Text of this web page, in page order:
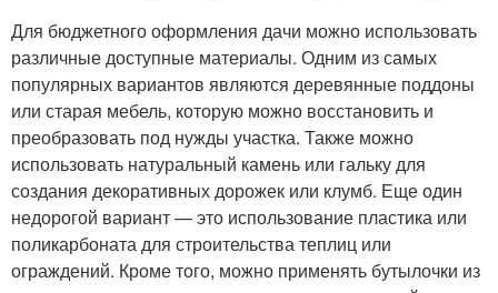
Для бюджетного оформления дачи можно использовать
различные доступные материалы. Одним из самых
популярных вариантов являются деревянные поддоны
или старая мебель, которую можно восстановить и
преобразовать под нужды участка. Также можно
использовать натуральный камень или гальку для
создания декоративных дорожек или клумб. Еще один
недорогой вариант — это использование пластика или
поликарбоната для строительства теплиц или
ограждений. Кроме того, можно применять бутылочки из